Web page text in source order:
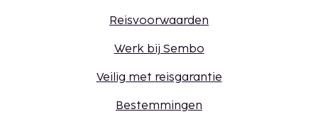
Reisvoorwaarden
Werk bij Sembo
Veilig met reisgarantie
Bestemmingen